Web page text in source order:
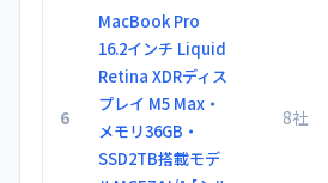
6
MacBook Pro
16.2インチ Liquid
Retina XDRディス
プレイ M5 Max・
メモリ36GB・
SSD2TB搭載モデ
8社